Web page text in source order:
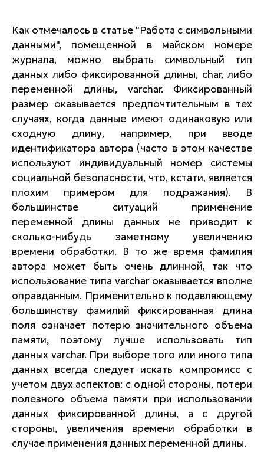
Как отмечалось в статье "Работа с символьными
данными", помещенной в майском номере
журнала, можно выбрать символьный тип
данных либо фиксированной длины, char, либо
переменной длины, varchar. Фиксированный
размер оказывается предпочтительным в тех
случаях, когда данные имеют одинаковую или
сходную длину, например, при вводе
идентификатора автора (часто в этом качестве
используют индивидуальный номер системы
социальной безопасности, что, кстати, является
плохим примером для подражания). В
большинстве ситуаций применение
переменной длины данных не приводит к
сколько-нибудь заметному увеличению
времени обработки. В то же время фамилия
автора может быть очень длинной, так что
использование типа varchar оказывается вполне
оправданным. Применительно к подавляющему
большинству фамилий фиксированная длина
поля означает потерю значительного объема
памяти, поэтому лучше использовать тип
данных varchar. При выборе того или иного типа
данных всегда следует искать компромисс с
учетом двух аспектов: с одной стороны, потери
полезного объема памяти при использовании
данных фиксированной длины, а с другой
стороны, увеличения времени обработки в
случае применения данных переменной длины.